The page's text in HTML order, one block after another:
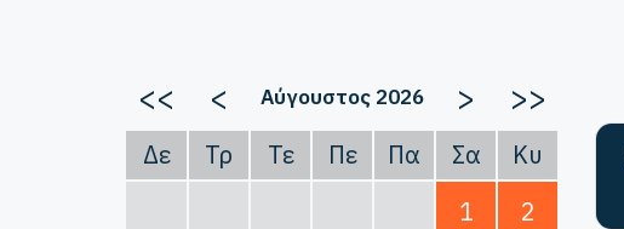
<< < Αύγουστος 2026 > >>
Δε Τρ Τε Πε Πα Σα
Κυ
1
2